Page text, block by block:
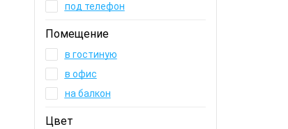
под телефон
Помещение
в гостиную
в офис
на балкон
Цвет